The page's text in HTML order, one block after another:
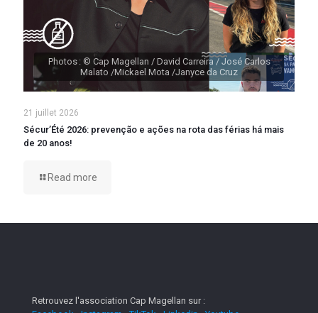
Photos : © Cap Magellan / David Carreira / José Carlos
Malato /Mickael Mota /Janyce da Cruz
21 juillet 2026
Sécur’Été 2026: prevenção e ações na rota das férias há mais
de 20 anos!
Read more
Retrouvez l'association Cap Magellan sur :